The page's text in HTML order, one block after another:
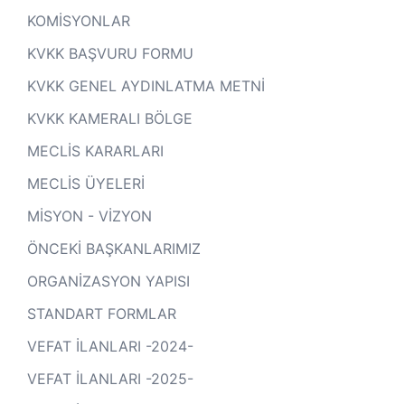
KOMİSYONLAR
KVKK BAŞVURU FORMU
KVKK GENEL AYDINLATMA METNİ
KVKK KAMERALI BÖLGE
MECLİS KARARLARI
MECLİS ÜYELERİ
MİSYON - VİZYON
ÖNCEKİ BAŞKANLARIMIZ
ORGANİZASYON YAPISI
STANDART FORMLAR
VEFAT İLANLARI -2024-
VEFAT İLANLARI -2025-